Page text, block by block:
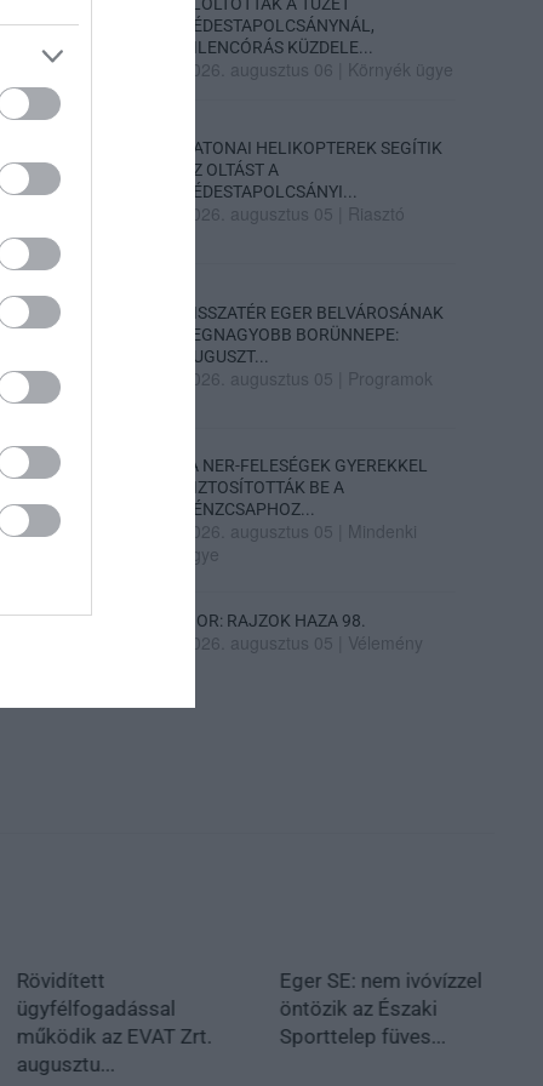
DÉDESTAPOLCSÁNYNÁL,
KILENCÓRÁS KÜZDELE...
2026. augusztus 06 Környék ügye
KATONAI HELIKOPTEREK SEGÍTIK
AZ OLTÁST A
DÉDESTAPOLCSÁNYI...
2026. augusztus 05 Riasztó
VISSZATÉR EGER BELVÁROSÁNAK
LEGNAGYOBB BORÜNNEPE:
AUGUSZT...
2026. augusztus 05 Programok
„A NER-FELESÉGEK GYEREKKEL
BIZTOSÍTOTTÁK BE A
PÉNZCSAPHOZ...
2026. augusztus 05
Mindenki
ügye
SIOR: RAJZOK HAZA 98.
2026. augusztus 05 Vélemény
Rövidített
ügyfélfogadással
működik az EVAT Zrt.
augusztu...
Eger SE: nem ivóvízzel
öntözik az Északi
Sporttelep füves...